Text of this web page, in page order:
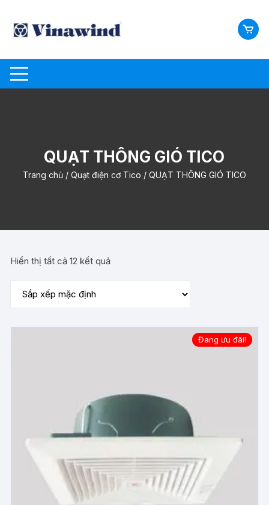
QUẠT THÔNG GIÓ TICO
Trang chủ/ Quạt điện cơ Tico / QUẠT THÔNG GIÓ TICO
Hiển thị tất cả 12 kết quả
Đang ưu đãi!